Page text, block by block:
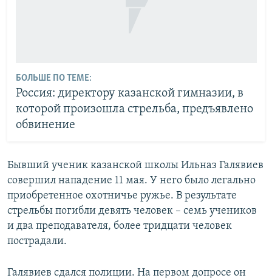
БОЛЬШЕ ПО ТЕМЕ:
Россия: директору казанской гимназии, в
которой произошла стрельба, предъявлено
обвинение
Бывший ученик казанской школы Ильназ Галявиев
совершил нападение 11 мая. У него было легально
приобретенное охотничье ружье. В результате
стрельбы погибли девять человек – семь учеников
и два преподавателя, более тридцати человек
пострадали.
Галявиев сдался полиции. На первом допросе он